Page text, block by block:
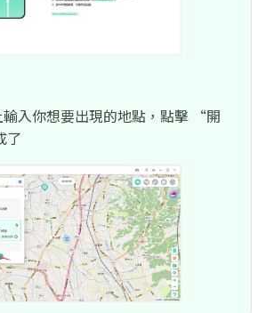
入你想要出現的地點，點擊 “開
了